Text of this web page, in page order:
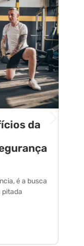
da
é a busca
pitada